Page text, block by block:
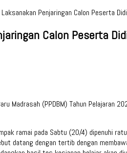
Laksanakan Penjaringan Calon Peserta
Calon Peserta
Madrasah (PPDBM) Tahun Pelajaran
ramai pada Sabtu (20/4) dipenuhi
datang dengan tertib dengan